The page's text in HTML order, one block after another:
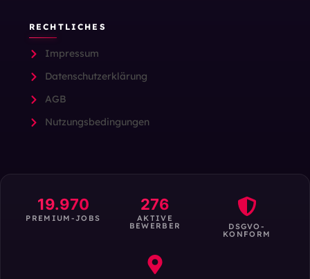
RECHTLICHES
Impressum
Datenschutzerklärung
AGB
Nutzungsbedingungen
19.970
PREMIUM-JOBS
276
AKTIVE
BEWERBER DSGVO-
KONFORM